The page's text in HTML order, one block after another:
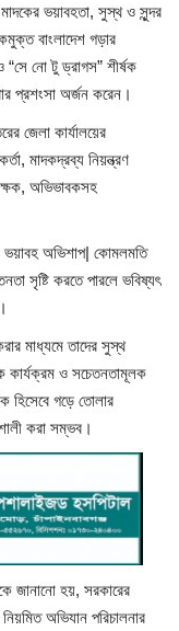
মাদকের ভয়াবহতা, সুস্থ ও সুন্দর
বাংলাদেশ গড়ার
“সে নো টু ড্রাগস” শীর্ষক
প্রশংসা অর্জন করেন।
জেলা কার্যালয়ের
মাদকদ্রব্য নিয়ন্ত্রণ
অভিভাবকসহ
ভয়াবহ অভিশাপ| কোমলমতি
সৃষ্টি করতে পারলে ভবিষ্যৎ
মাধ্যমে তাদের সুস্থ
কার্যক্রম ও সচেতনতামূলক
হিসেবে গড়ে তোলার
করা সম্ভব।
জানানো হয়, সরকারের
অভিযান পরিচালনার